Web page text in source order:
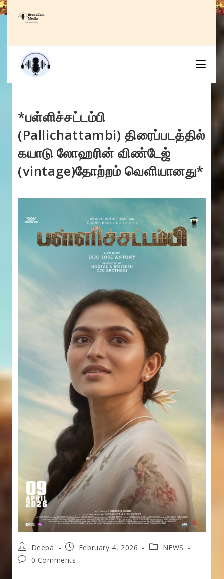
Skip
to
*பள்ளிச்சட்டம்பி
(Pallichattambi) திரைப்படத்தில்
கயாடு லோஹரின் விண்டேஜ்
(vintage)தோற்றம் வெளியானது*
Post
author:
Deepa
Post
published:
February 4, 2026
PostNEWS
Post0 Comments